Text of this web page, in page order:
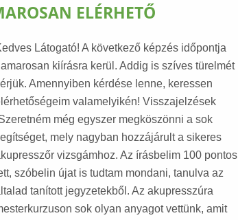
ELÉRHETŐ
Látogató! A következő képzés időpontja
kiírásra kerül. Addig is szíves türelmét
Amennyiben kérdése lenne, keressen
valamelyikén! Visszajelzések
még egyszer megköszönni a sok
mely nagyban hozzájárult a sikeres
vizsgámhoz. Az írásbelim 100 pontos
szóbelin újat is tudtam mondani, tanulva az
tanított jegyzetekből. Az akupresszúra
sok olyan anyagot vettünk, amit